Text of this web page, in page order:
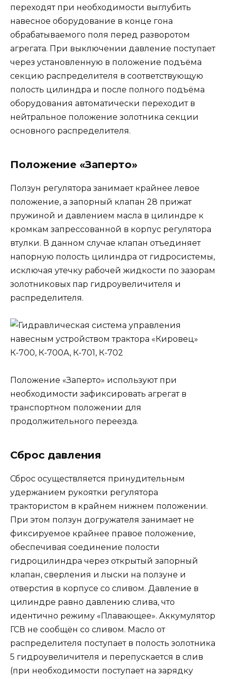
переходят при необходимости выглубить
навесное оборудование в конце гона
обрабатываемого поля перед разворотом
агрегата. При выключении давление поступает
через установленную в положение подъёма
секцию распределителя в соответствующую
полость цилиндра и после полного подъёма
оборудования автоматически переходит в
нейтральное положение золотника секции
основного распределителя.
Положение «Заперто»
Ползун регулятора занимает крайнее левое
положение, а запорный клапан 28 прижат
пружиной и давлением масла в цилиндре к
кромкам запрессованной в корпус регулятора
втулки. В данном случае клапан отъединяет
напорную полость цилиндра от гидросистемы,
исключая утечку рабочей жидкости по зазорам
золотниковых пар гидроувеличителя и
распределителя.
Положение «Заперто» используют при
необходимости зафиксировать агрегат в
транспортном положении для
продолжительного переезда.
Сброс давления
Сброс осуществляется принудительным
удержанием рукоятки регулятора
трактористом в крайнем нижнем положении.
При этом ползун догружателя занимает не
фиксируемое крайнее правое положение,
обеспечивая соединение полости
гидроцилиндра через открытый запорный
клапан, сверления и лыски на ползуне и
отверстия в корпусе со сливом. Давление в
цилиндре равно давлению слива, что
идентично режиму «Плавающее». Аккумулятор
ГСВ не сообщён со сливом. Масло от
распределителя поступает в полость золотника
5 гидроувеличителя и перепускается в слив
(при необходимости поступает на зарядку